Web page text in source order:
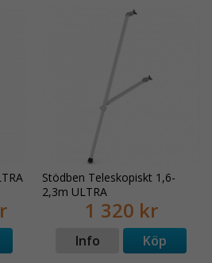
Stödben Teleskopiskt 1,6-
2,3m ULTRA
1 320 kr
Info Köp